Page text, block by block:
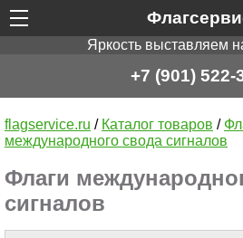
Яркость выставляем
+7 (901) 522-
flagservice.ru / Каталог товаров /
международного свода сигналов
Флаги
сигналов